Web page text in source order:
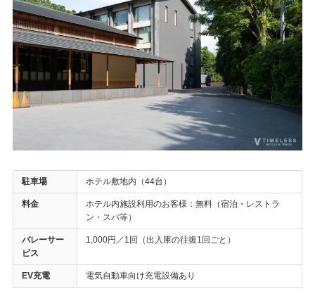
駐車場 ホテル敷地内（44台）
料金
ホテル内施設利用のお客様：無料（宿泊・レストラ
ン・スパ等）
バレーサー
ビス
1,000円／1回（出入庫の往復1回ごと）
EV充電 電気自動車向け充電設備あり